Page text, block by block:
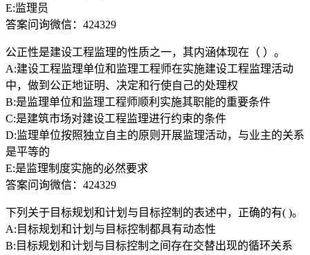
E:监理员
答案问询微信：424329
公正性是建设工程监理的性质之一，其内涵体现在（ ）。
A:建设工程监理单位和监理工程师在实施建设工程监理活动
中，做到公正地证明、决定和行使自己的处理权
B:是监理单位和监理工程师顺利实施其职能的重要条件
C:是建筑市场对建设工程监理进行约束的条件
D:监理单位按照独立自主的原则开展监理活动，与业主的关系
是平等的
E:是监理制度实施的必然要求
答案问询微信：424329
下列关于目标规划和计划与目标控制的表述中，正确的有( )。
A:目标规划和计划与目标控制都具有动态性
B:目标规划和计划与目标控制之间存在交替出现的循环关系